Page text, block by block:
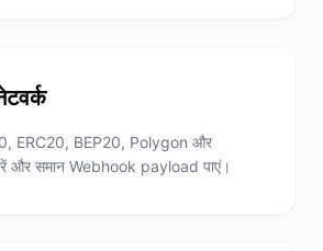
ERC20, BEP20, Polygon और
और समान Webhook payload पाएं।